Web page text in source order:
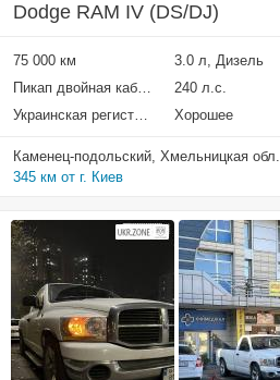
Dodge RAM IV (DS/DJ)
75 000 км 3.0 л, Дизель
Пикап двойная кабина
240 л.с.
Украинская регистрация
Хорошее
Каменец-подольский, Хмельницкая обл.
345 км от г. Киев